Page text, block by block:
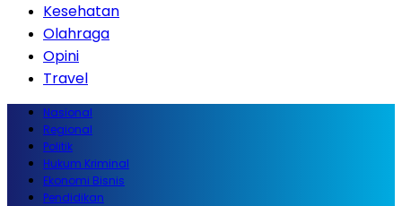
Kesehatan
Olahraga
Opini
Travel
Nasional
Regional
Politik
Hukum Kriminal
Ekonomi Bisnis
Pendidikan